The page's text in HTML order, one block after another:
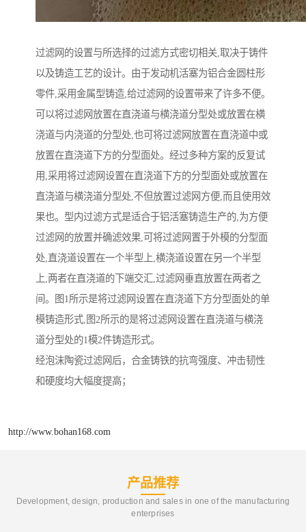
过滤网的设置与所选择的过滤方式密切相关,取决于铸件
以及铸造工艺的设计。由于发动机活塞为铝合金圆柱形
零件,采用金属型铸造,给过滤网的设置带来了许多不便。
可以将过滤网放置在直浇道与横浇道分型处或放置在横
浇道与内浇道的分型处,也可将过滤网放置在直浇道中或
放置在直浇道下方的分型面处。经过多种方案的反复试
用,采用将过滤网设置在直浇道下方的分型面处或放置在
直浇道与横浇道分型处,不但放置过滤网方便,而且使用效
果也。型内过滤方式是适合于铝活塞铸造生产的,为方便
过滤网的放置并确滤效果,可将过滤网置于外模的分型面
处,直浇道设置在一个半型上,横浇道设置在另一个半型
上,两者在直浇道的下端交汇,过滤网垂直放置在两者之
间。图1所示是将过滤网设置在直浇道下方分型面处的单
模铸造形式,图2所示的是将过滤网设置在直浇道与横浇
道分型处的1模2件铸造形式。
经泡沫陶瓷过滤网后，合金铸铁的抗弯强度、冲击韧性
和硬度均大幅度提高；
http://www.bohan168.com
产品推荐
Development, design, production and sales in one of the manufacturing
enterprises